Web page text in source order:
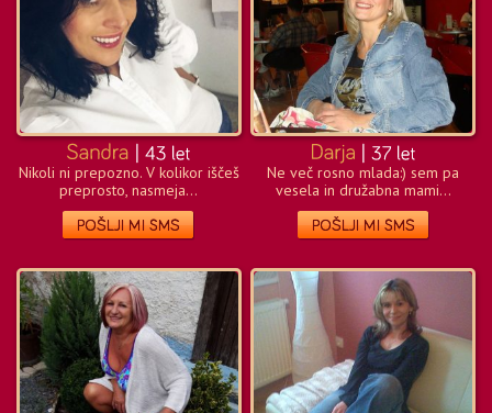
Nikoli ni prepozno. V kolikor iščeš
preprosto, nasmeja...
Ne več rosno mlada:) sem pa
vesela in družabna mami...